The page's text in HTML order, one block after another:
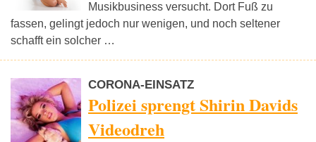
Musikbusiness versucht. Dort Fuß zu
fassen, gelingt jedoch nur wenigen, und noch seltener
schafft ein solcher …
CORONA-EINSATZ
Polizei sprengt Shirin Davids
Videodreh